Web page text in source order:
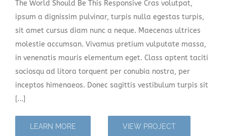
Case Study 2
The World Should Be This Responsive Cras volutpat,
ipsum a dignissim pulvinar, turpis nulla egestas turpis,
sit amet cursus diam nunc a neque. Maecenas ultrices
molestie accumsan. Vivamus pretium vulputate massa,
in venenatis mauris elementum eget. Class aptent taciti
sociosqu ad litora torquent per conubia nostra, per
inceptos himenaeos. Donec sagittis vestibulum turpis sit
[...]
LEARN MORE VIEW PROJECT